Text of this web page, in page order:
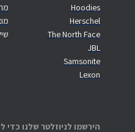
Hoodies
Herschel
The North Face
JBL
Samsonite
Lexon
הירשמו לניוזלטר שלנו כדי